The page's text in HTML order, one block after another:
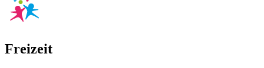
Freizeit